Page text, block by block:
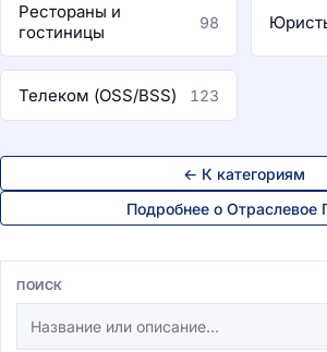
Рестораны и
гостиницы
98
Телеком (OSS/BSS) 123
← К категориям
Подробнее о
ПОИСК